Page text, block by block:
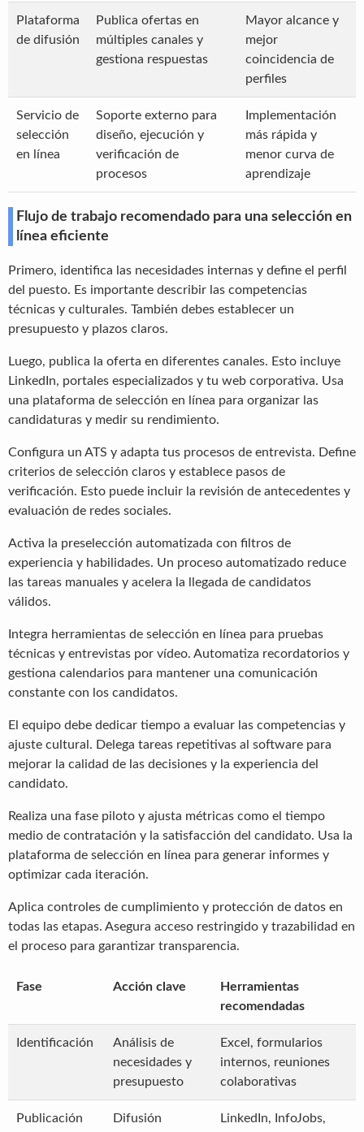
Plataforma
de difusión
Publica ofertas en
múltiples canales y
gestiona respuestas
Mayor alcance y
mejor
coincidencia de
perfiles
Servicio de
selección
en línea
Soporte externo para
diseño, ejecución y
verificación de
procesos
Implementación
más rápida y
menor curva de
aprendizaje
Flujo de trabajo recomendado para una selección en
línea eficiente
Primero, identifica las necesidades internas y define el perfil
del puesto. Es importante describir las competencias
técnicas y culturales. También debes establecer un
presupuesto y plazos claros.
Luego, publica la oferta en diferentes canales. Esto incluye
LinkedIn, portales especializados y tu web corporativa. Usa
una plataforma de selección en línea para organizar las
candidaturas y medir su rendimiento.
Configura un ATS y adapta tus procesos de entrevista. Define
criterios de selección claros y establece pasos de
verificación. Esto puede incluir la revisión de antecedentes y
evaluación de redes sociales.
Activa la preselección automatizada con filtros de
experiencia y habilidades. Un proceso automatizado reduce
las tareas manuales y acelera la llegada de candidatos
válidos.
Integra herramientas de selección en línea para pruebas
técnicas y entrevistas por vídeo. Automatiza recordatorios y
gestiona calendarios para mantener una comunicación
constante con los candidatos.
El equipo debe dedicar tiempo a evaluar las competencias y
ajuste cultural. Delega tareas repetitivas al software para
mejorar la calidad de las decisiones y la experiencia del
candidato.
Realiza una fase piloto y ajusta métricas como el tiempo
medio de contratación y la satisfacción del candidato. Usa la
plataforma de selección en línea para generar informes y
optimizar cada iteración.
Aplica controles de cumplimiento y protección de datos en
todas las etapas. Asegura acceso restringido y trazabilidad en
el proceso para garantizar transparencia.
Fase Acción clave
Herramientas
recomendadas
Identificación
Análisis de
necesidades y
presupuesto
Excel, formularios
internos, reuniones
colaborativas
Publicación
Difusión
LinkedIn, InfoJobs,